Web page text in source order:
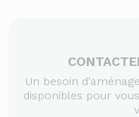
Un besoin
disponibles pour